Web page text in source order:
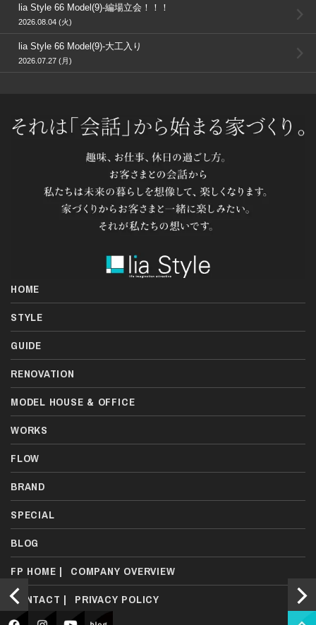
lia Style 66 Model(9)-編場立会！！！
2026.08.04 (火)
lia Style 66 Model(9)-大工入り
2026.07.27 (月)
HOME
STYLE
GUIDE
RENOVATION
MODEL HOUSE & OFFICE
WORKS
FLOW
BRAND
SPECIAL
BLOG
FP HOME |
COMPANY OVERVIEW
CONTACT | PRIVACY POLICY